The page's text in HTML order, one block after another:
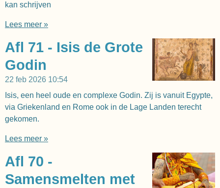
kan schrijven
Lees meer »
Afl 71 - Isis de Grote
Godin
22 feb 2026 10:54
Isis, een heel oude en complexe Godin. Zij is vanuit Egypte,
via Griekenland en Rome ook in de Lage Landen terecht
gekomen.
Lees meer »
Afl 70 -
Samensmelten met